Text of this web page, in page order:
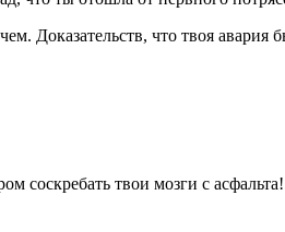
что твоя авария
твои мозги с